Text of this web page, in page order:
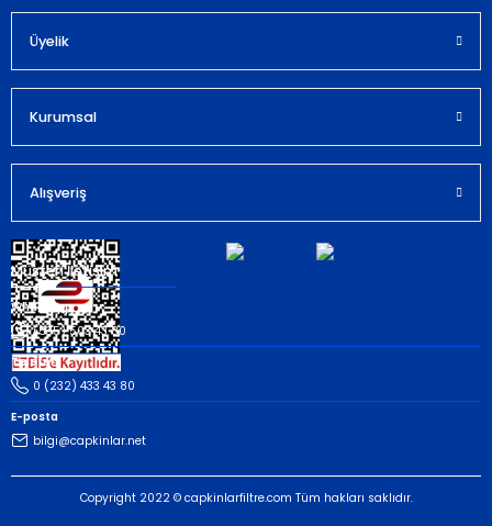
Bu ürüne benzer farklı alternatifler olmalı.
Üyelik
Kurumsal
Alışveriş
Müşteri İletişim
Whatsapp
(535) 503 43 80
Telefon
0 (232) 433 43 80
E-posta
bilgi@capkinlar.net
Copyright 2022 © capkinlarfiltre.com Tüm hakları saklıdır.